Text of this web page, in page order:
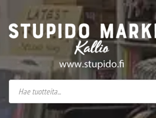
Stupido Market –